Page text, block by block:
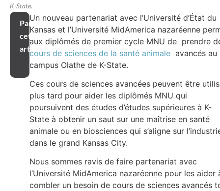
K-State.
Partager
cet
article
Un nouveau partenariat avec l’Université d’État du
Kansas et l’Université MidAmerica nazaréenne
aux diplômés de premier cycle MNU de prendre
cours de sciences de la santé animale avancés au
campus Olathe de K-State.
Ces cours de sciences avancées peuvent être
plus tard pour aider les diplômés MNU qui
poursuivent des études d’études supérieures à K-
State à obtenir un saut sur une maîtrise en santé
animale ou en biosciences qui s’aligne sur
dans le grand Kansas City.
Nous sommes ravis de faire partenariat avec
l’Université MidAmerica nazaréenne pour les aider
combler un besoin de cours de sciences avancés